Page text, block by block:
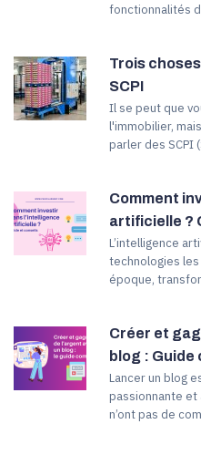
fonctionnalités
Trois
SCPI
Il se peut que
l'immobilier,
parler des SCPI
Comment
artificielle ?
L’intelligence
technologies
époque,
Créer et
blog : Guide
Lancer un blog
passionnante et
n’ont pas de